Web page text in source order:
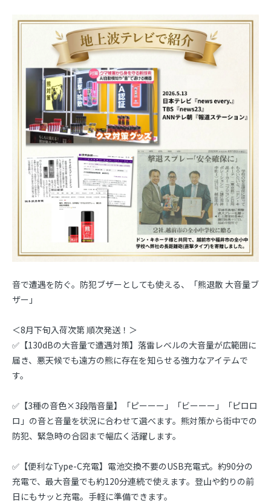
音で遭遇を防ぐ。防犯ブザーとしても使える、「熊退散 大音量ブ
ザー」
＜8月下旬入荷次第 順次発送！＞
✅【130dBの大音量で遭遇対策】落雷レベルの大音量が広範囲に
届き、悪天候でも遠方の熊に存在を知らせる強力なアイテムで
す。
✅【3種の音色×3段階音量】「ピーーー」「ビーーー」「ピロロ
ロ」の音と音量を状況に合わせて選べます。熊対策から街中での
防犯、緊急時の合図まで幅広く活躍します。
✅【便利なType-C充電】電池交換不要のUSB充電式。約90分の
充電で、最大音量でも約120分連続で使えます。登山や釣りの前
日にもサッと充電。手軽に準備できます。